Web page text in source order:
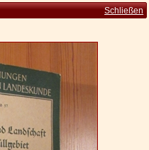
Schließen